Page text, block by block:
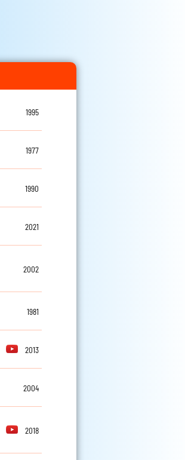
1995
1977
1990
2021
2002
1981
2013
2004
2018